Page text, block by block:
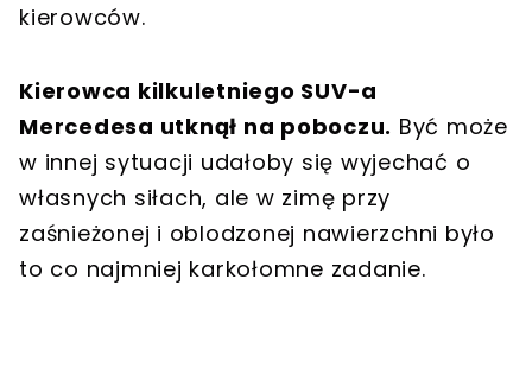
kierowców.
Kierowca kilkuletniego SUV-a
Mercedesa utknął na poboczu. Być może
w innej sytuacji udałoby się wyjechać o
własnych siłach, ale w zimę przy
zaśnieżonej i oblodzonej nawierzchni było
to co najmniej karkołomne zadanie.